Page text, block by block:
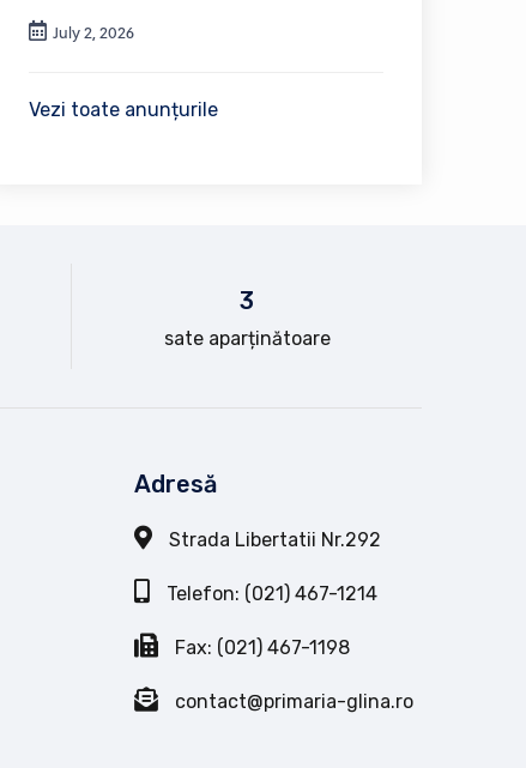
July 2, 2026
Vezi toate anunțurile
3
sate aparținătoare
Adresă
Strada Libertatii Nr.292
Telefon: (021) 467-1214
Fax: (021) 467-1198
contact@primaria-glina.ro